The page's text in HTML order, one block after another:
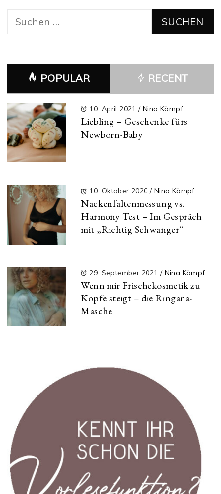
Suchen
POPULAR RECENT
10. April 2021/ Nina Kämpf
Liebling – Geschenke fürs
Newborn-Baby
10. Oktober 2020 / Nina Kämpf
Nackenfaltenmessung vs.
Harmony Test – Im Gespräch
mit „Richtig Schwanger“
29. September 2021 / Nina Kämpf
Wenn mir Frischekosmetik zu
Kopfe steigt – die Ringana-
Masche